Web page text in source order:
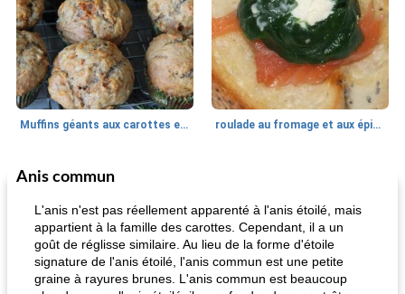
Muffins géants aux carottes et à la banane de Nif roulade au fromage et aux épinards
Marques de confiance: recettes et
Anis commun
L'anis n'est pas réellement apparenté à l'anis étoilé, mais
appartient à la famille des carottes. Cependant, il a un
goût de réglisse similaire. Au lieu de la forme d'étoile
signature de l'anis étoilé, l'anis commun est une petite
graine à rayures brunes. L'anis commun est beaucoup